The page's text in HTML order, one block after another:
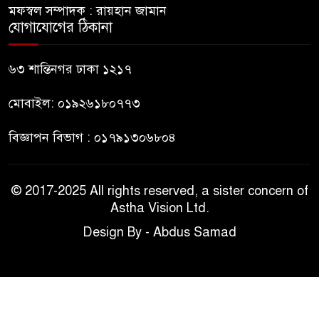
মফস্বল সম্পাদক : রায়হান জামান
যোগাযোগের ঠিকানা
৬৩ শান্তিনগর ঢাকা ১২১৭
মোবাইল: ০১৯২৬১৮০৭৭৩
বিজ্ঞাপন বিভাগ : ০১৭৯১৩০৬৮০৪
© 2017-2025 All rights reserved, a sister concern of
Astha Vision Ltd.
Design By - Abdus Samad